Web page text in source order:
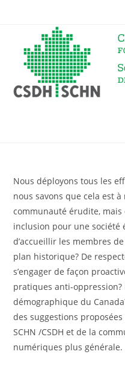
Nous déployons tous les
nous savons que cela est
communauté érudite,
inclusion pour une société
d’accueillir les membres
plan historique? De
s’engager de façon
pratiques anti-
démographique du
des suggestions
SCHN /CSDH et de la
numériques plus générale.